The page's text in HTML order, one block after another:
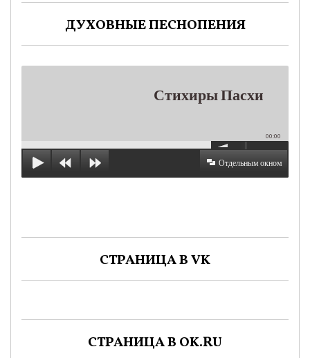
ДУХОВНЫЕ ПЕСНОПЕНИЯ
Стихиры Пасхи
00:00
Отдельным окном
СТРАНИЦА В VK
СТРАНИЦА В OK.RU